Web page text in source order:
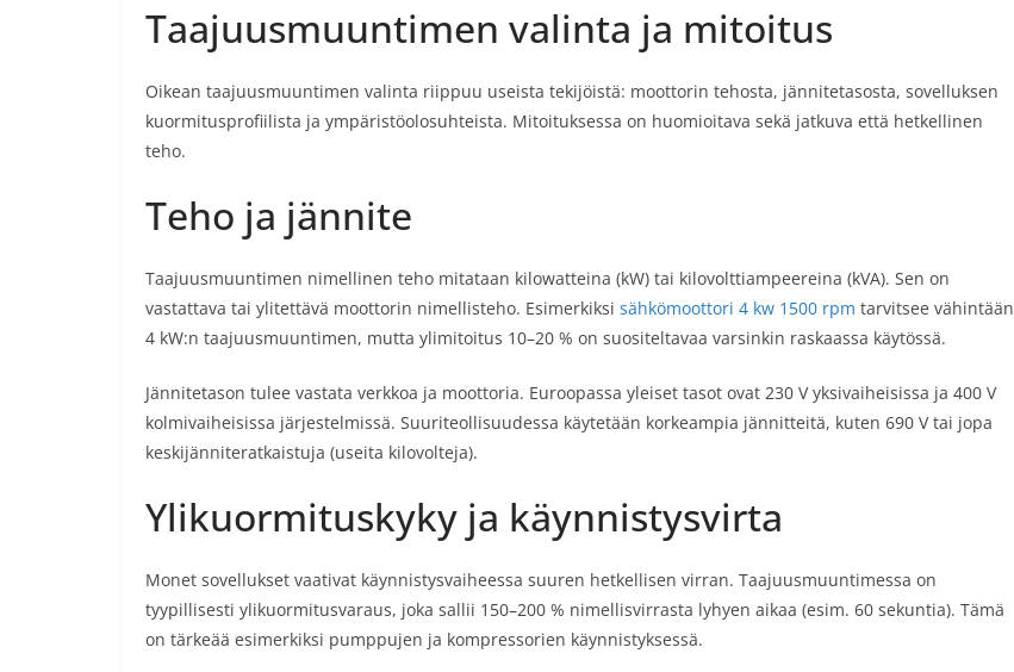
Taajuusmuuntimen valinta ja mitoitus
Oikean taajuusmuuntimen valinta riippuu useista tekijöistä: moottorin tehosta, jännitetasosta, sovelluksen
kuormitusprofiilista ja ympäristöolosuhteista. Mitoituksessa on huomioitava sekä jatkuva että hetkellinen
teho.
Teho ja jännite
Taajuusmuuntimen nimellinen teho mitataan kilowatteina (kW) tai kilovolttiampeereina (kVA). Sen on
vastattava tai ylitettävä moottorin nimellisteho. Esimerkiksi sähkömoottori 4 kw 1500 rpm tarvitsee vähintään
4 kW:n taajuusmuuntimen, mutta ylimitoitus 10–20 % on suositeltavaa varsinkin raskaassa käytössä.
Jännitetason tulee vastata verkkoa ja moottoria. Euroopassa yleiset tasot ovat 230 V yksivaiheisissa ja 400 V
kolmivaiheisissa järjestelmissä. Suuriteollisuudessa käytetään korkeampia jännitteitä, kuten 690 V tai jopa
keskijänniteratkaistuja (useita kilovolteja).
Ylikuormituskyky ja käynnistysvirta
Monet sovellukset vaativat käynnistysvaiheessa suuren hetkellisen virran. Taajuusmuuntimessa on
tyypillisesti ylikuormitusvaraus, joka sallii 150–200 % nimellisvirrasta lyhyen aikaa (esim. 60 sekuntia). Tämä
on tärkeää esimerkiksi pumppujen ja kompressorien käynnistyksessä.